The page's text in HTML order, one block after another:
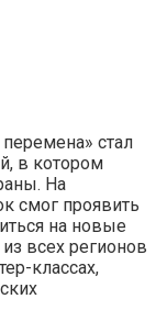
стал
в котором
На
смог проявить
на новые
всех регионов
классах,